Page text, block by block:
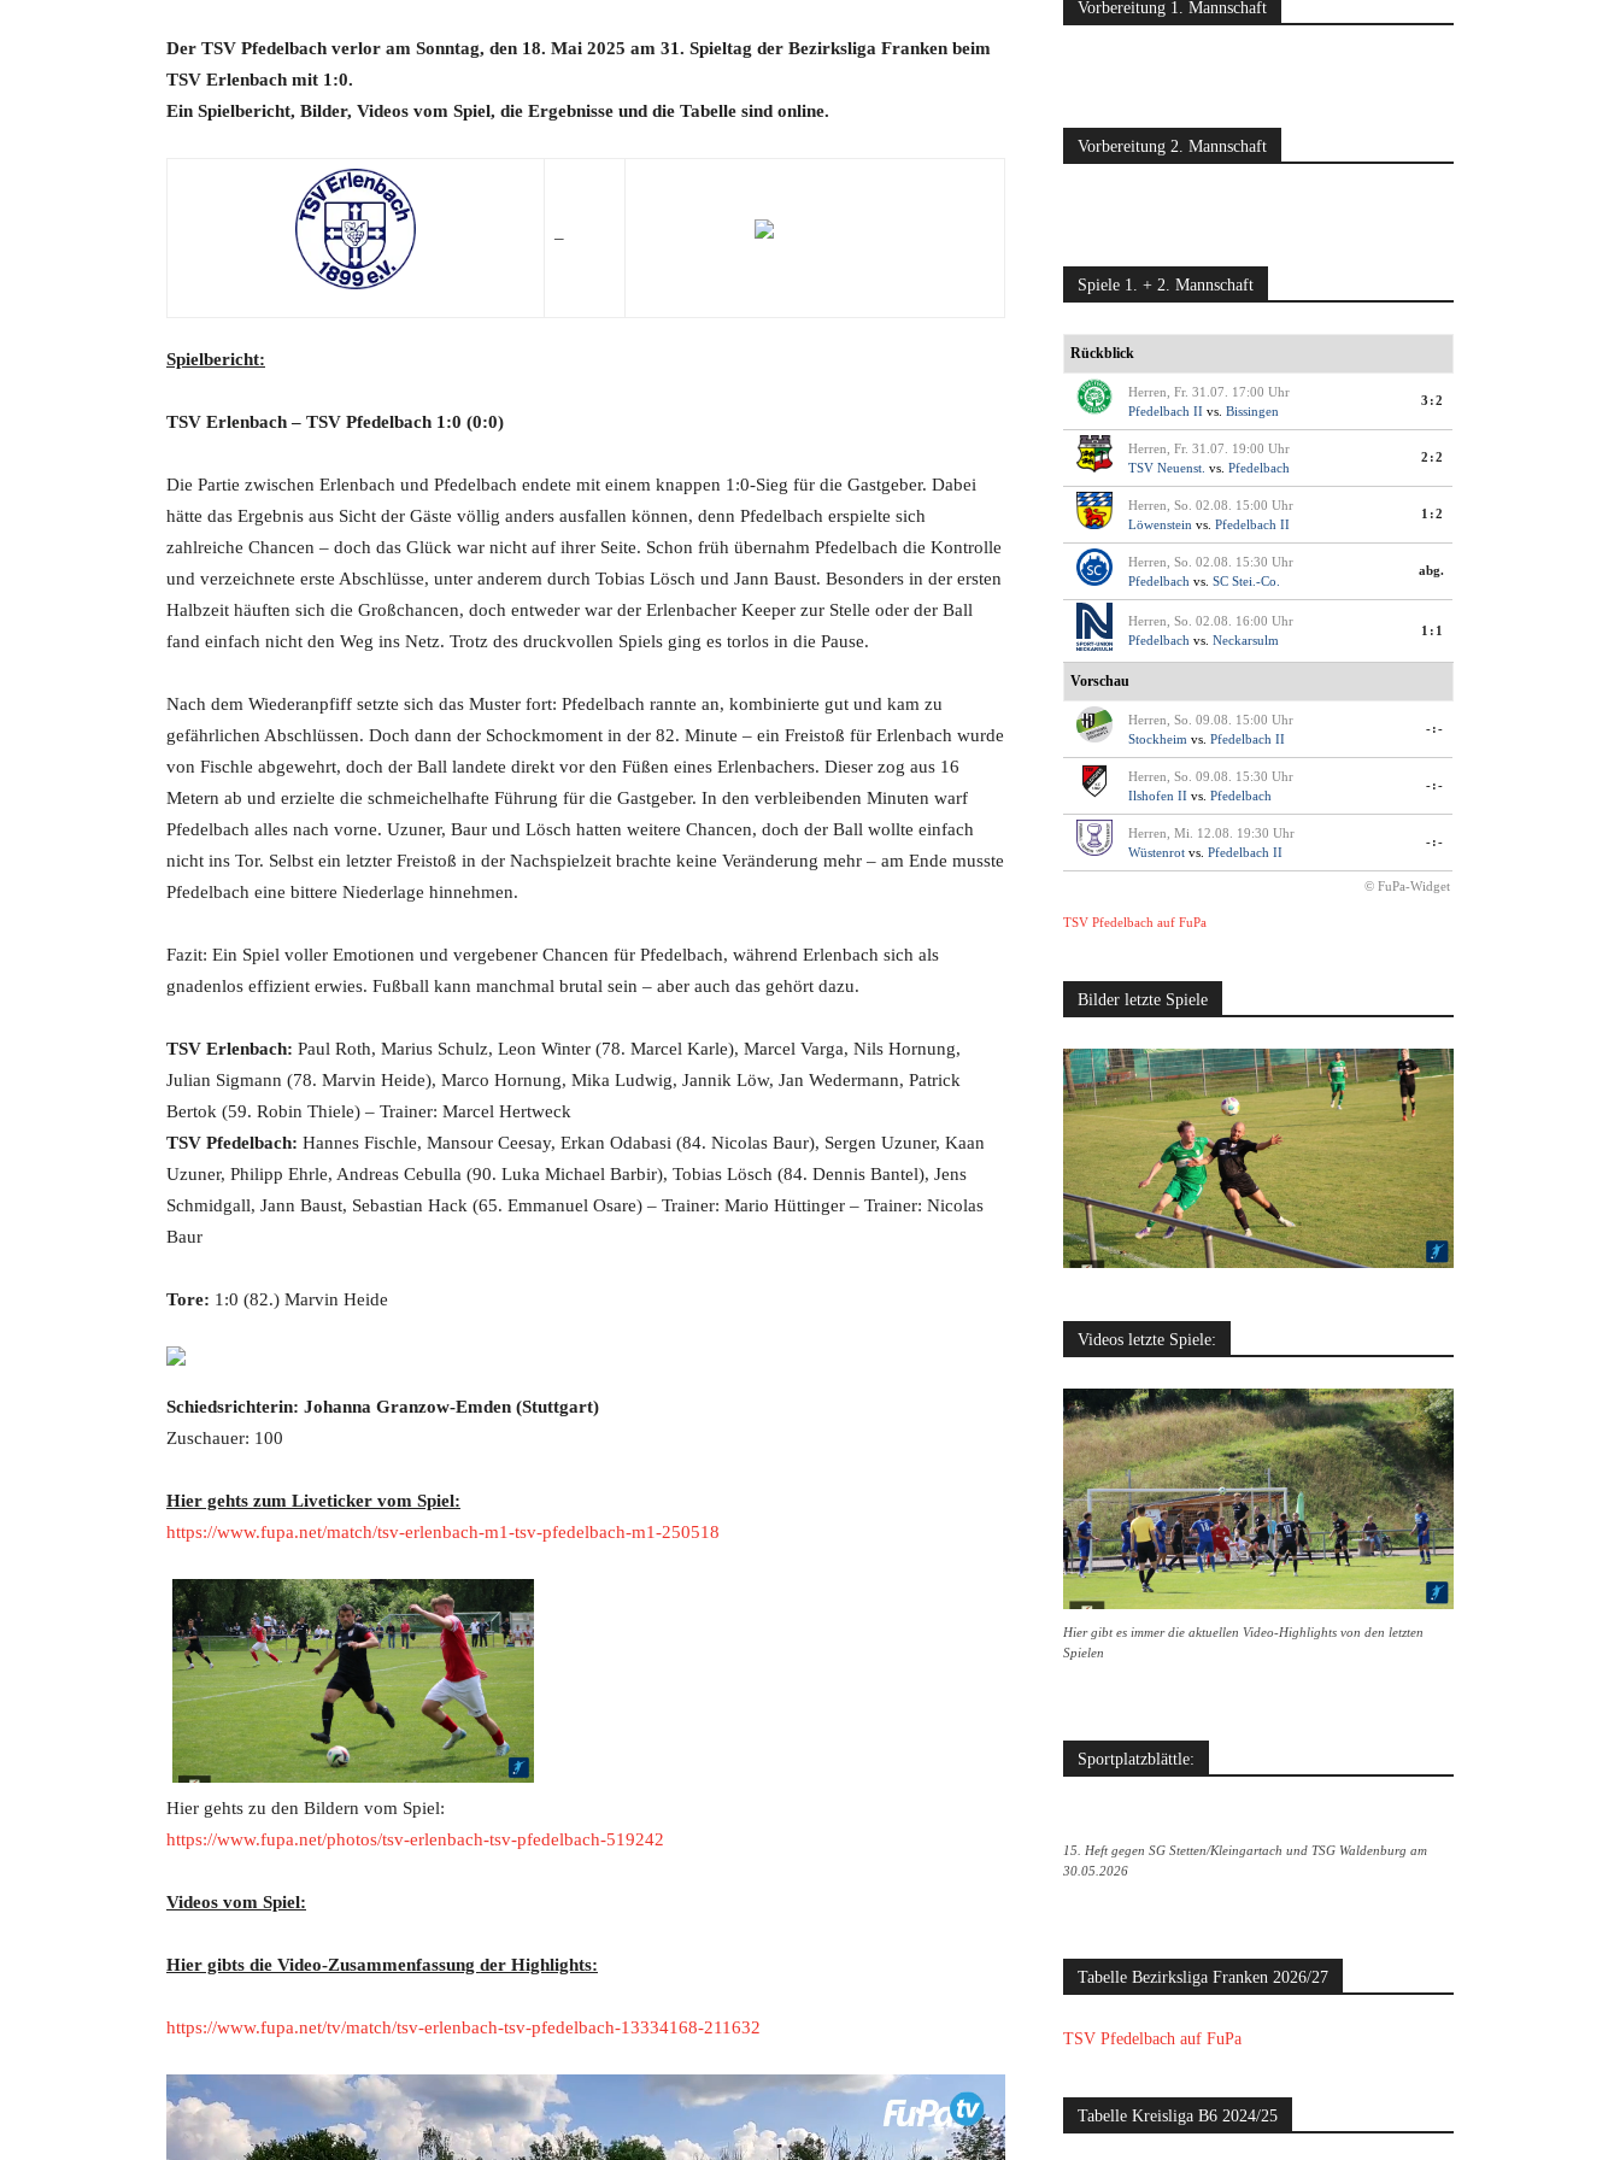
Der TSV Pfedelbach verlor am Sonntag, den 18. Mai 2025 am 31. Spieltag der Bezirksliga Franken beim
TSV Erlenbach mit 1:0.
Ein Spielbericht, Bilder, Videos vom Spiel, die Ergebnisse und die Tabelle sind online.
–
Spielbericht:
TSV Erlenbach – TSV Pfedelbach 1:0 (0:0)
Die Partie zwischen Erlenbach und Pfedelbach endete mit einem knappen 1:0-Sieg für die Gastgeber. Dabei
hätte das Ergebnis aus Sicht der Gäste völlig anders ausfallen können, denn Pfedelbach erspielte sich
zahlreiche Chancen – doch das Glück war nicht auf ihrer Seite. Schon früh übernahm Pfedelbach die Kontrolle
und verzeichnete erste Abschlüsse, unter anderem durch Tobias Lösch und Jann Baust. Besonders in der ersten
Halbzeit häuften sich die Großchancen, doch entweder war der Erlenbacher Keeper zur Stelle oder der Ball
fand einfach nicht den Weg ins Netz. Trotz des druckvollen Spiels ging es torlos in die Pause.
Nach dem Wiederanpfiff setzte sich das Muster fort: Pfedelbach rannte an, kombinierte gut und kam zu
gefährlichen Abschlüssen. Doch dann der Schockmoment in der 82. Minute – ein Freistoß für Erlenbach wurde
von Fischle abgewehrt, doch der Ball landete direkt vor den Füßen eines Erlenbachers. Dieser zog aus 16
Metern ab und erzielte die schmeichelhafte Führung für die Gastgeber. In den verbleibenden Minuten warf
Pfedelbach alles nach vorne. Uzuner, Baur und Lösch hatten weitere Chancen, doch der Ball wollte einfach
nicht ins Tor. Selbst ein letzter Freistoß in der Nachspielzeit brachte keine Veränderung mehr – am Ende musste
Pfedelbach eine bittere Niederlage hinnehmen.
Fazit: Ein Spiel voller Emotionen und vergebener Chancen für Pfedelbach, während Erlenbach sich als
gnadenlos effizient erwies. Fußball kann manchmal brutal sein – aber auch das gehört dazu.
TSV Erlenbach: Paul Roth, Marius Schulz, Leon Winter (78. Marcel Karle), Marcel Varga, Nils Hornung,
Julian Sigmann (78. Marvin Heide), Marco Hornung, Mika Ludwig, Jannik Löw, Jan Wedermann, Patrick
Bertok (59. Robin Thiele) – Trainer: Marcel Hertweck
TSV Pfedelbach: Hannes Fischle, Mansour Ceesay, Erkan Odabasi (84. Nicolas Baur), Sergen Uzuner, Kaan
Uzuner, Philipp Ehrle, Andreas Cebulla (90. Luka Michael Barbir), Tobias Lösch (84. Dennis Bantel), Jens
Schmidgall, Jann Baust, Sebastian Hack (65. Emmanuel Osare) – Trainer: Mario Hüttinger – Trainer: Nicolas
Baur
Tore: 1:0 (82.) Marvin Heide
Schiedsrichterin: Johanna Granzow-Emden (Stuttgart)
Zuschauer: 100
Hier gehts zum Liveticker vom Spiel:
https://www.fupa.net/match/tsv-erlenbach-m1-tsv-pfedelbach-m1-250518
Hier gehts zu den Bildern vom Spiel:
https://www.fupa.net/photos/tsv-erlenbach-tsv-pfedelbach-519242
Videos vom Spiel:
Hier gibts die Video-Zusammenfassung der Highlights:
https://www.fupa.net/tv/match/tsv-erlenbach-tsv-pfedelbach-13334168-211632
Vorbereitung 1. Mannschaft
Vorbereitung 2. Mannschaft
Spiele 1. + 2. Mannschaft
Rückblick
Herren, Fr. 31.07. 17:00 Uhr
Pfedelbach II vs. Bissingen
3:2
Herren, Fr. 31.07. 19:00 Uhr
TSV Neuenst. vs. Pfedelbach
2:2
Herren, So. 02.08. 15:00 Uhr
Löwenstein vs. Pfedelbach II
1:2
Herren, So. 02.08. 15:30 Uhr
Pfedelbach vs. SC Stei.-Co.
abg.
Herren, So. 02.08. 16:00 Uhr
Pfedelbach vs. Neckarsulm
1:1
Vorschau
Herren, So. 09.08. 15:00 Uhr
Stockheim vs. Pfedelbach II
-:-
Herren, So. 09.08. 15:30 Uhr
Ilshofen II vs. Pfedelbach
-:-
Herren, Mi. 12.08. 19:30 Uhr
Wüstenrot vs. Pfedelbach II
-:-
© FuPa-Widget
TSV Pfedelbach auf FuPa
Bilder letzte Spiele
Videos letzte Spiele:
Hier gibt es immer die aktuellen Video-Highlights von den letzten
Spielen
Sportplatzblättle:
15. Heft gegen SG Stetten/Kleingartach und TSG Waldenburg am
30.05.2026
Tabelle Bezirksliga Franken 2026/27
TSV Pfedelbach auf FuPa
Tabelle Kreisliga B6 2024/25